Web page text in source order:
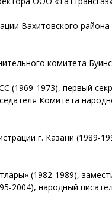
Вахитовского
комитета
(1969-1973), первый
Комитета
г. Казани (1989-
(1982-1989),
2004), народный